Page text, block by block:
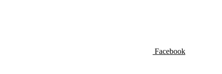
Facebook